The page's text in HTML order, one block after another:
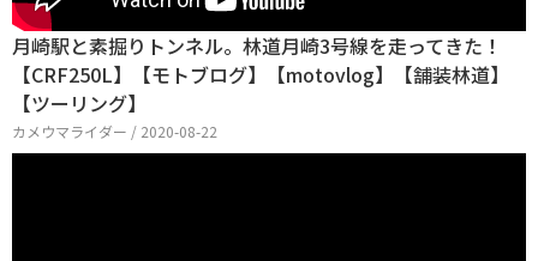
月崎駅と素掘りトンネル。林道月崎3号線を走ってきた！
【CRF250L】【モトブログ】【motovlog】【舗装林道】
【ツーリング】
カメウマライダー / 2020-08-22